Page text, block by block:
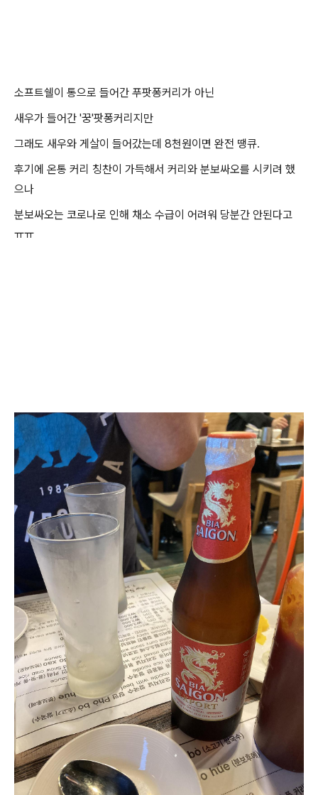
소프트쉘이 통으로 들어간 푸팟퐁커리가 아닌
새우가 들어간 '꿍'팟퐁커리지만
그래도 새우와 게살이 들어갔는데 8천원이면 완전 땡큐.
후기에 온통 커리 칭찬이 가득해서 커리와 분보싸오를 시키려 했
으나
분보싸오는 코로나로 인해 채소 수급이 어려워 당분간 안된다고
ㅠㅠ